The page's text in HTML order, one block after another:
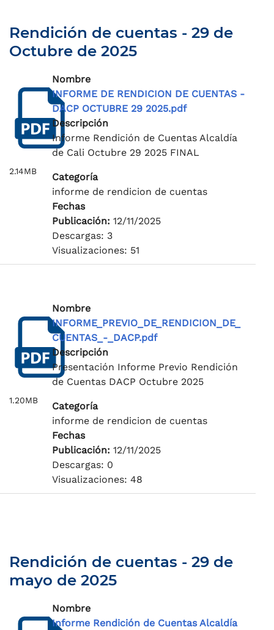
Rendición de cuentas - 29 de
Octubre de 2025
2.14MB
Nombre
INFORME DE RENDICION DE CUENTAS -
DACP OCTUBRE 29 2025.pdf
Descripción
Informe Rendición de Cuentas Alcaldía
de Cali Octubre 29 2025 FINAL
Categoría
informe de rendicion de cuentas
Fechas
Publicación: 12/11/2025
Descargas: 3
Visualizaciones: 51
1.20MB
Nombre
INFORME_PREVIO_DE_RENDICION_DE_
CUENTAS_-_DACP.pdf
Descripción
Presentación Informe Previo Rendición
de Cuentas DACP Octubre 2025
Categoría
informe de rendicion de cuentas
Fechas
Publicación: 12/11/2025
Descargas: 0
Visualizaciones: 48
Rendición de cuentas - 29 de
mayo de 2025
Nombre
Informe Rendición de Cuentas Alcaldía